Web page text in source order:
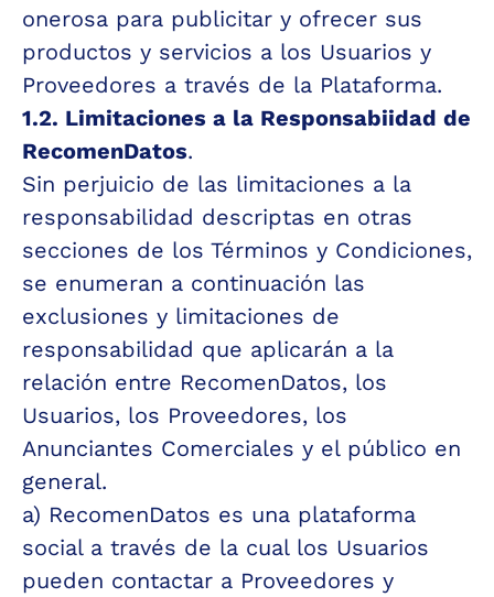
onerosa para publicitar y ofrecer sus
productos y servicios a los Usuarios y
Proveedores a través de la Plataforma.
1.2. Limitaciones a la Responsabiidad de
RecomenDatos.
Sin perjuicio de las limitaciones a la
responsabilidad descriptas en otras
secciones de los Términos y Condiciones,
se enumeran a continuación las
exclusiones y limitaciones de
responsabilidad que aplicarán a la
relación entre RecomenDatos, los
Usuarios, los Proveedores, los
Anunciantes Comerciales y el público en
general.
a) RecomenDatos es una plataforma
social a través de la cual los Usuarios
pueden contactar a Proveedores y